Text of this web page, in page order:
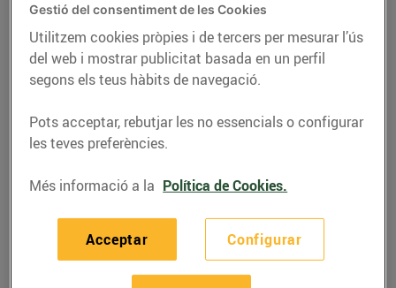
RECEPTES
Gestió del consentiment de les Cookies
Utilitzem cookies pròpies i de tercers per mesurar l’ús
del web i mostrar publicitat basada en un perfil
segons els teus hàbits de navegació.
Pots acceptar, rebutjar les no essencials o configurar
les teves preferències.
Més informació a la Política de Cookies.
Configurar
Acceptar